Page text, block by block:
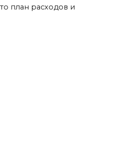
план расходов и